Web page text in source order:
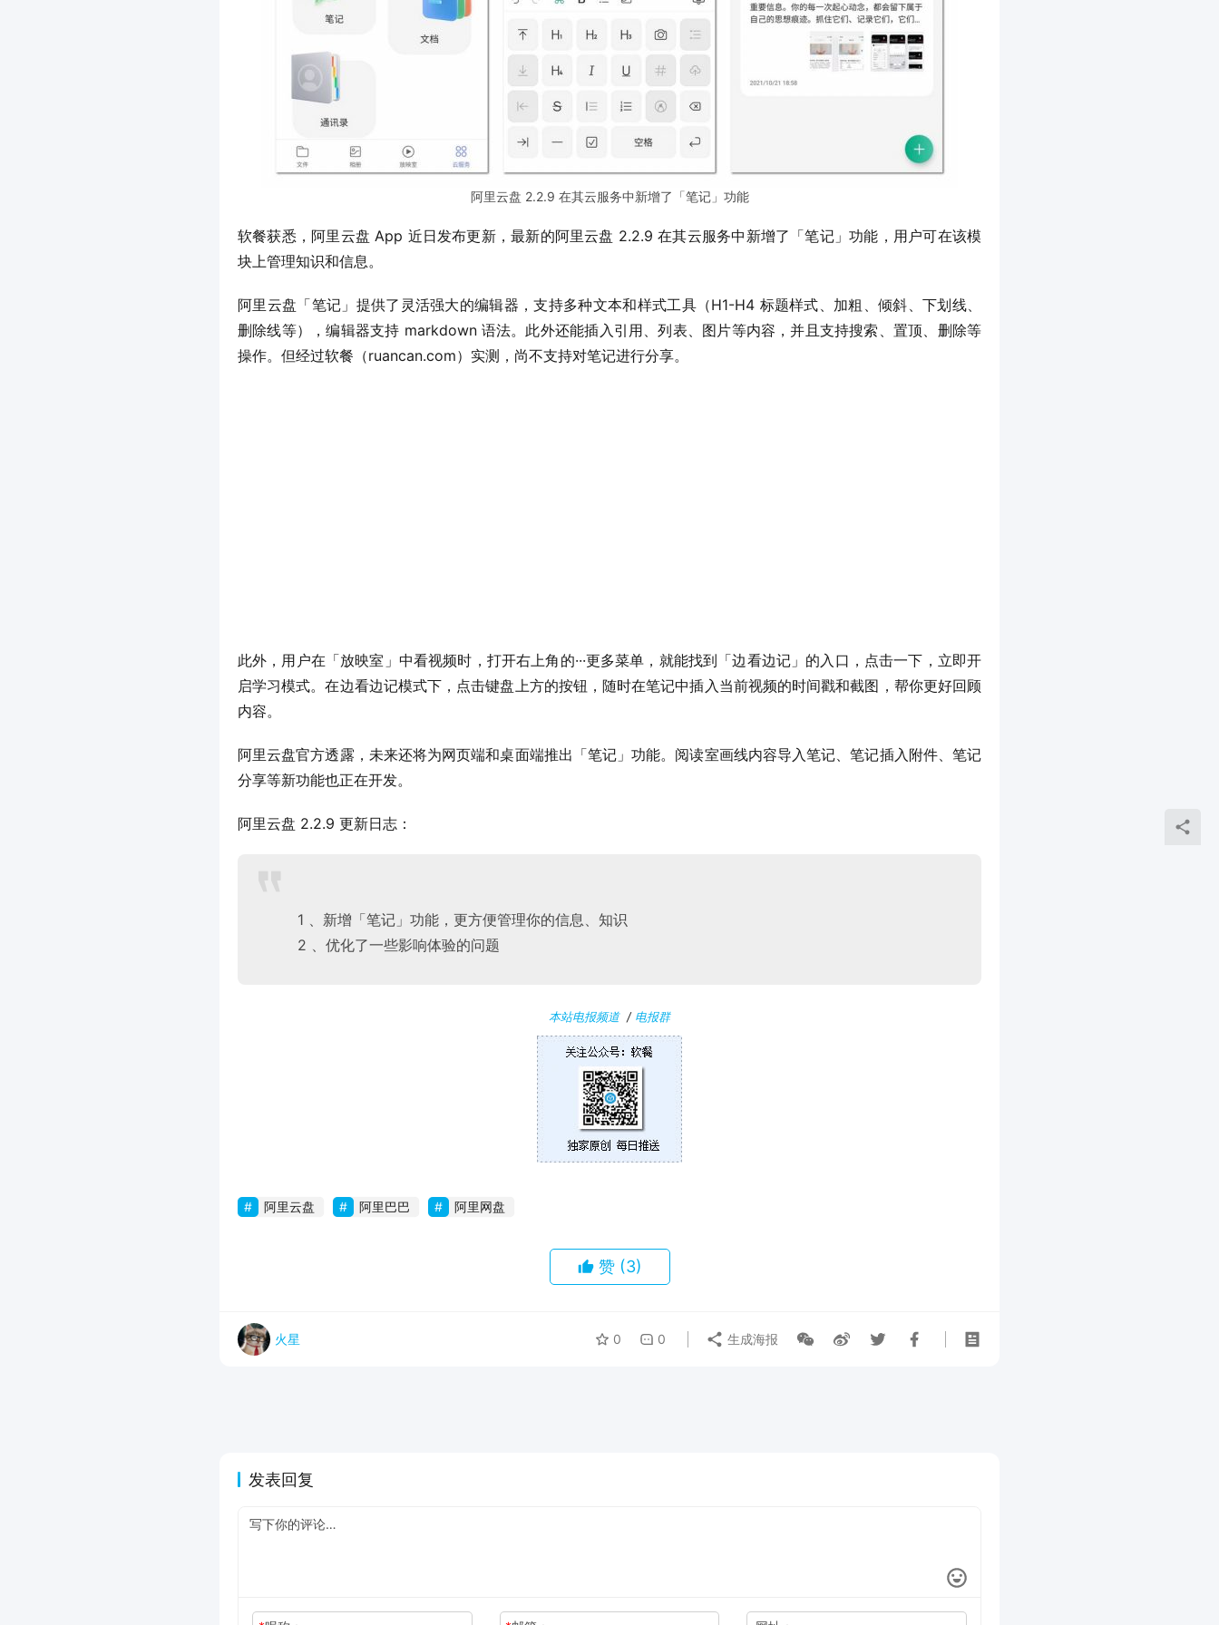
阿里云盘 2.2.9 在其云服务中新增了「笔记」功能
软餐获悉，阿里云盘 App 近日发布更新，最新的阿里云盘 2.2.9 在其云服务中新增了「笔记」功能，用户可在该模
块上管理知识和信息。
阿里云盘「笔记」提供了灵活强大的编辑器，支持多种文本和样式工具（H1-H4 标题样式、加粗、倾斜、下划线、
删除线等），编辑器支持 markdown 语法。此外还能插入引用、列表、图片等内容，并且支持搜索、置顶、删除等
操作。但经过软餐（ruancan.com）实测，尚不支持对笔记进行分享。
此外，用户在「放映室」中看视频时，打开右上角的···更多菜单，就能找到「边看边记」的入口，点击一下，立即开
启学习模式。在边看边记模式下，点击键盘上方的按钮，随时在笔记中插入当前视频的时间戳和截图，帮你更好回顾
内容。
阿里云盘官方透露，未来还将为网页端和桌面端推出「笔记」功能。阅读室画线内容导入笔记、笔记插入附件、笔记
分享等新功能也正在开发。
阿里云盘 2.2.9 更新日志：
1 、新增「笔记」功能，更方便管理你的信息、知识
2 、优化了一些影响体验的问题
本站电报频道/ 电报群
阿里云盘 阿里巴巴 阿里网盘
赞 (3)
火星 0 0 生成海报
发表回复